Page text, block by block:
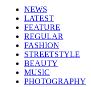
NEWS
LATEST
FEATURE
REGULAR
FASHION
STREETSTYLE
BEAUTY
MUSIC
PHOTOGRAPHY